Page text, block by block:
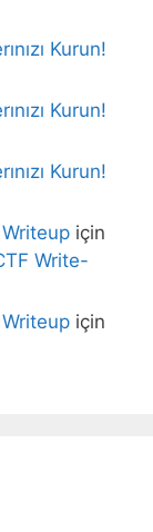
Kurun!
Kurun!
Kurun!
için
Write-
için